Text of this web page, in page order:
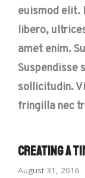
euismod elit.
libero,
amet enim.
Suspendisse
sollicitudin.
fringilla nec
Creating a
August 31, 2016